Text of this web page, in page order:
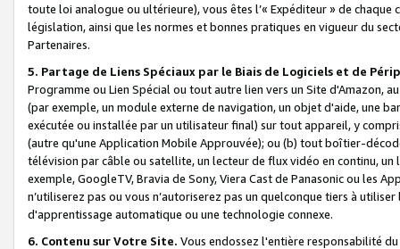
toute loi analogue ou ultérieure), vous êtes l’« Expéditeur » de
législation, ainsi que les normes et bonnes pratiques en vigueur du
Partenaires.
5. Partage de Liens Spéciaux par le Biais de Logiciels et de
Programme ou Lien Spécial ou tout autre lien vers un Site d'Amazon,
(par exemple, un module externe de navigation, un objet d'aide, une
exécutée ou installée par un utilisateur final) sur tout appareil, y
(autre qu'une Application Mobile Approuvée); ou (b) tout boîtier-
télévision par câble ou satellite, un lecteur de flux vidéo en continu,
exemple, GoogleTV, Bravia de Sony, Viera Cast de Panasonic ou les
n’utiliserez pas ou vous n’autoriserez pas un quelconque tiers à
d'apprentissage automatique ou une technologie connexe.
6. Contenu sur Votre Site. Vous endossez l'entière responsabilité